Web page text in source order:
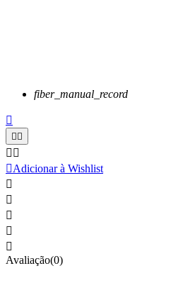
fiber_manual_record

 
 
Adicionar à Wishlist





Avaliação(0)